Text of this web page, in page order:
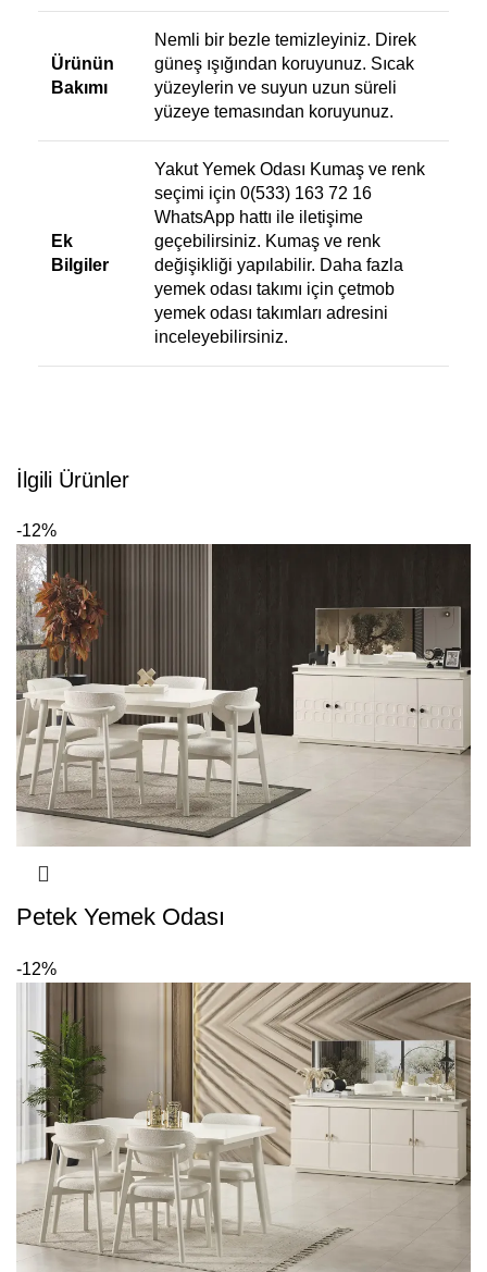
Ürünün
Bakımı
Nemli bir bezle temizleyiniz. Direk
güneş ışığından koruyunuz. Sıcak
yüzeylerin ve suyun uzun süreli
yüzeye temasından koruyunuz.
Ek
Bilgiler
Yakut Yemek Odası Kumaş ve renk
seçimi için 0(533) 163 72 16
WhatsApp hattı ile iletişime
geçebilirsiniz. Kumaş ve renk
değişikliği yapılabilir. Daha fazla
yemek odası takımı için çetmob
yemek odası takımları adresini
inceleyebilirsiniz.
İlgili Ürünler
-12%
Petek Yemek Odası
-12%